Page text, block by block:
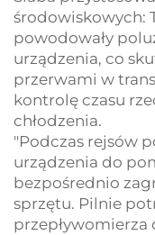
środowiskowych:
powodowały
urządzenia, co
przerwami w
kontrolę czasu
chłodzenia.
"Podczas rejsów
urządzenia do
bezpośrednio
sprzętu. Pilnie
przepływomierza